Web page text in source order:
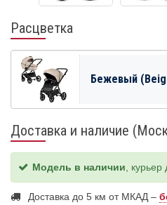
Расцветка
Бежевый
Доставка и наличие
Модель в наличии ,
Доставка до 5 км от МКАД –